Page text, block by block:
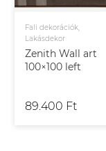
Zenith Wall art
100×100 left
Fali dekorációk,
Lakásdekor
89.400 Ft